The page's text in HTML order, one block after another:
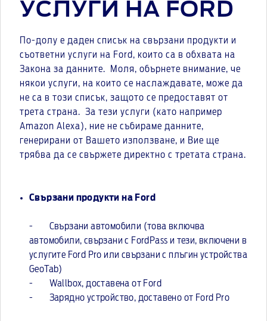
УСЛУГИ НА FORD
По-долу е даден списък на свързани продукти и
съответни услуги на Ford, които са в обхвата на
Закона за данните. Моля, обърнете внимание, че
някои услуги, на които се наслаждавате, може да
не са в този списък, защото се предоставят от
трета страна. За тези услуги (като например
Amazon Alexa), ние не събираме данните,
генерирани от Вашето използване, и Вие ще
трябва да се свържете директно с третата страна.
Свързани продукти на Ford
- Свързани автомобили (това включва
автомобили, свързани с FordPass и тези, включени в
услугите Ford Pro или свързани с плъгин устройства
GeoTab)
- Wallbox, доставена от Ford
- Зарядно устройство, доставено от Ford Pro